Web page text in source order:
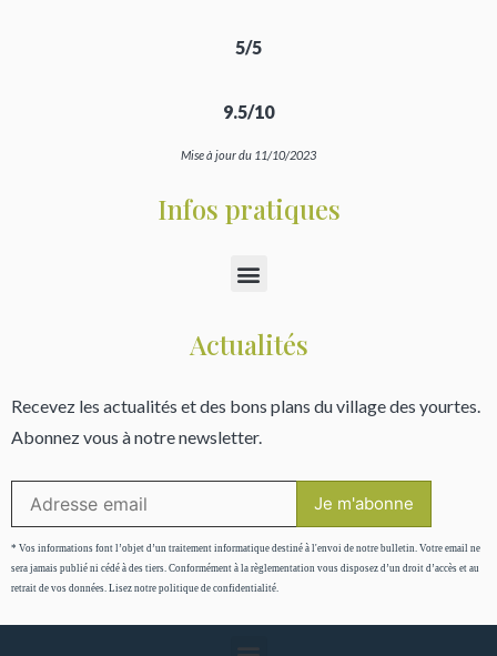
5/5
9.5/10
Mise à jour du 11/10/2023
Infos pratiques
Actualités
Recevez les actualités et des bons plans du village des yourtes.
Abonnez vous à notre newsletter.
* Vos informations font l’objet d’un traitement informatique destiné à l'envoi de notre bulletin. Votre email ne
sera jamais publié ni cédé à des tiers. Conformément à la règlementation vous disposez d’un droit d’accès et au
retrait de vos données. Lisez notre politique de confidentialité.